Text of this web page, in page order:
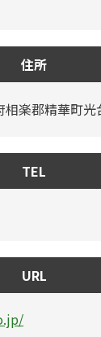
住所
楽郡精華町光
TEL
URL